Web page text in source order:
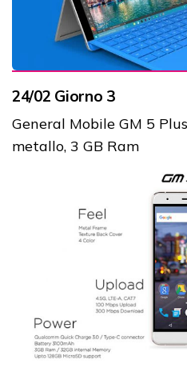
24/02 Giorno 3
General Mobile GM 5
metallo, 3 GB Ram